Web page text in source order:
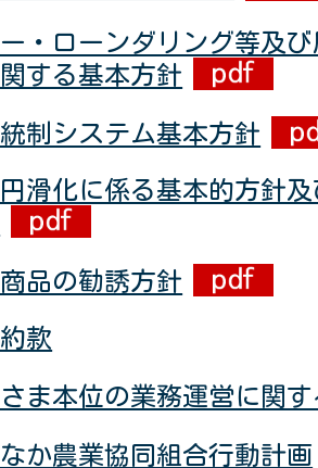
・ローンダリング等及
する基本方針
制システム基本方針
滑化に係る基本的方針
品の勧誘方針
款
ま本位の業務運営に関
か農業協同組合行動計画